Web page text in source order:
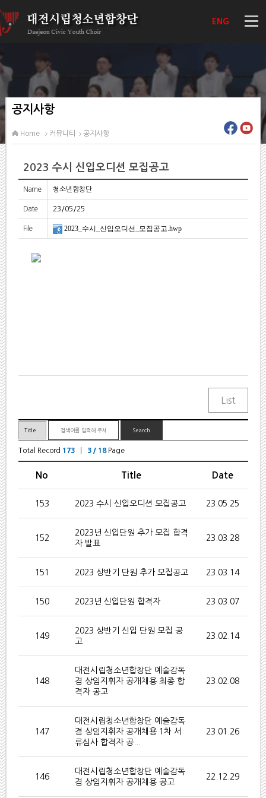
ENG
공지사항
Home 커뮤니티 공지사항
2023 수시 신입오디션 모집공고
Name 청소년합창단
Date 23/05/25
File 2023_수시_신입오디션_모집공고.hwp
Total Record 173| 3 / 18Page
No Title Date
153 2023 수시 신입오디션 모집공고 23.05.25
152
2023년 신입단원 추가 모집 합격
자 발표
23.03.28
151 2023 상반기 단원 추가 모집공고 23.03.14
150 2023년 신입단원 합격자 23.03.07
149
2023 상반기 신입 단원 모집 공
고
23.02.14
148
대전시립청소년합창단 예술감독
겸 상임지휘자 공개채용 최종 합
격자 공고
23.02.08
147
대전시립청소년합창단 예술감독
겸 상임지휘자 공개채용 1차 서
류심사 합격자 공...
23.01.26
146
대전시립청소년합창단 예술감독
겸 상임지휘자 공개채용 공고
22.12.29